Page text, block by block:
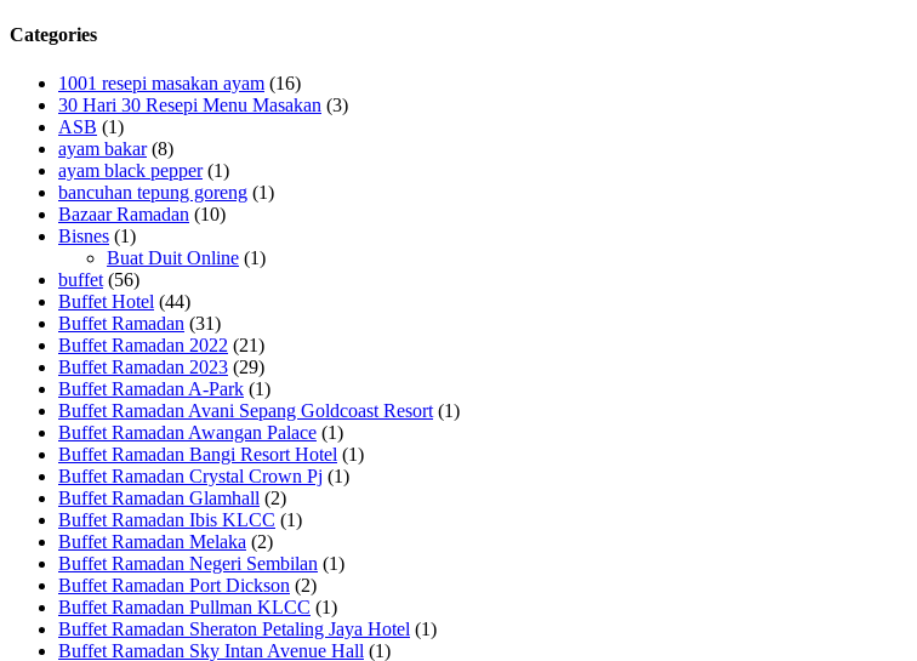
Categories
1001 resepi masakan ayam (16)
30 Hari 30 Resepi Menu Masakan (3)
ASB (1)
ayam bakar(8)
ayam black pepper(1)
bancuhan tepung goreng (1)
Bazaar Ramadan (10)
Bisnes (1)
Buat Duit Online (1)
buffet (56)
Buffet Hotel (44)
Buffet Ramadan (31)
Buffet Ramadan 2022 (21)
Buffet Ramadan 2023 (29)
Buffet Ramadan A-Park (1)
Buffet Ramadan Avani Sepang Goldcoast Resort (1)
Buffet Ramadan Awangan Palace (1)
Buffet Ramadan Bangi Resort Hotel (1)
Buffet Ramadan Crystal Crown Pj (1)
Buffet Ramadan Glamhall (2)
Buffet Ramadan Ibis KLCC (1)
Buffet Ramadan Melaka (2)
Buffet Ramadan Negeri Sembilan (1)
Buffet Ramadan Port Dickson (2)
Buffet Ramadan Pullman KLCC (1)
Buffet Ramadan Sheraton Petaling Jaya Hotel (1)
Buffet Ramadan Sky Intan Avenue Hall (1)